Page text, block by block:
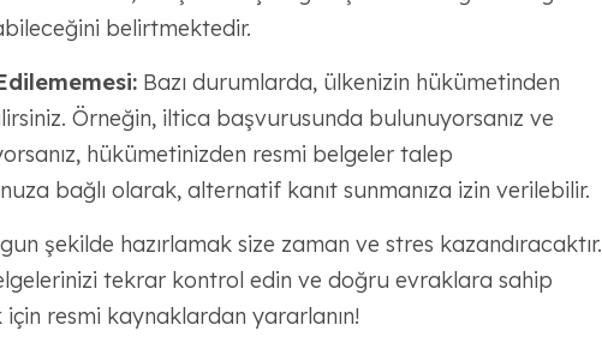
belirtmektedir.
Bazı durumlarda, ülkenizin hükümetinden
Örneğin, iltica başvurusunda bulunuyorsanız ve
hükümetinizden resmi belgeler talep
bağlı olarak, alternatif kanıt sunmanıza izin verilebilir.
şekilde hazırlamak size zaman ve stres kazandıracaktır.
tekrar kontrol edin ve doğru evraklara sahip
resmi kaynaklardan yararlanın!